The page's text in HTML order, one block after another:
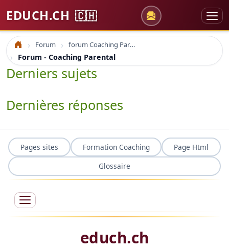
EDUCH.CH 🇨🇭
Accueil Forum forum Coaching Parental
Forum - Coaching Parental
Derniers sujets
Dernières réponses
Pages sites Formation Coaching
Page Html
Glossaire
educh.ch